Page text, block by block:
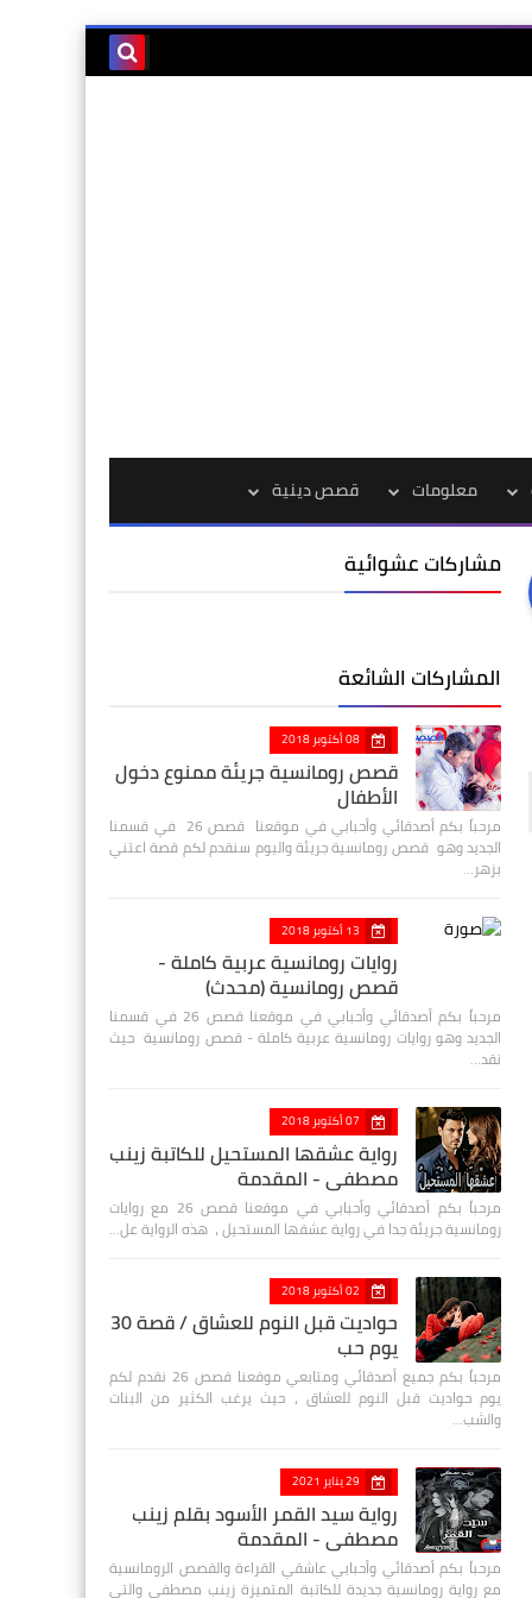
معلومات قصص دينية
مشاركات عشوائية
المشاركات الشائعة
08 أكتوبر 2018
قصص رومانسية جريئة ممنوع دخول
الأطفال
مرحباً بكم أصدقائي وأحبابي في موقعنا قصص 26 في قسمنا
الجديد وهو قصص رومانسية جريئة واليوم سنقدم لكم قصة اعتني
بزهر…
13 أكتوبر 2018
روايات رومانسية عربية كاملة -
قصص رومانسية (محدث)
مرحباً بكم أصدقائي وأحبابي في موقعنا قصص 26 في قسمنا
الجديد وهو روايات رومانسية عربية كاملة - قصص رومانسية حيث
نقد…
07 أكتوبر 2018
رواية عشقها المستحيل للكاتبة زينب
مصطفي - المقدمة
مرحباً بكم أصدقائي وأحبابي في موقعنا قصص 26 مع روايات
رومانسية جريئة جدا في رواية عشقها المستحيل ، هذه الرواية عل…
02 أكتوبر 2018
حواديت قبل النوم للعشاق / قصة 30
يوم حب
مرحباً بكم جميع أصدقائي ومتابعي موقعنا قصص 26 نقدم لكم
يوم حواديت قبل النوم للعشاق ، حيث يرغب الكثير من البنات
والشب…
29 يناير 2021
رواية سيد القمر الأسود بقلم زينب
مصطفي - المقدمة
مرحباً بكم أصدقائي وأحبابي عاشقي القراءة والقصص الرومانسية
مع رواية رومانسية جديدة للكاتبة المتميزة زينب مصطفى والتي